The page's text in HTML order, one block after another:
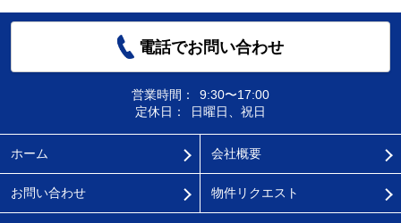
電話でお問い合わせ
営業時間：
9:30〜17:00
定休日：
日曜日、祝日
ホーム 会社概要
お問い合わせ 物件リクエスト